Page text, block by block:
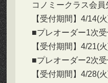
コノミークラス会員
【受付期間】4/14(
■プレオーダー1次
【受付期間】4/21(
■プレオーダー2次
【受付期間】4/28(